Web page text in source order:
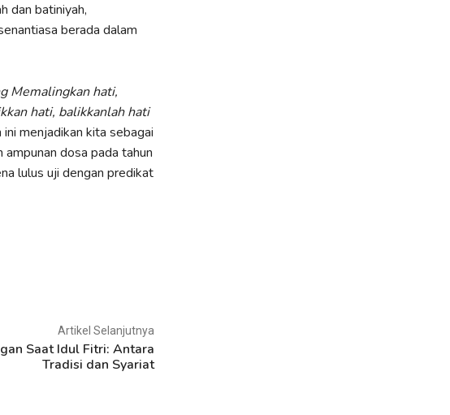
dan batiniyah,
berada dalam
Memalingkan hati,
hati, balikkanlah hati
menjadikan kita sebagai
dosa pada tahun
lulus uji dengan predikat
Artikel Selanjutnya
Saat Idul Fitri: Antara
Tradisi dan Syariat